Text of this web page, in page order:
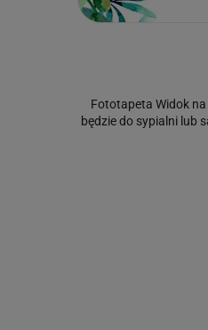
Fototapeta Widok
będzie do sypialni lub